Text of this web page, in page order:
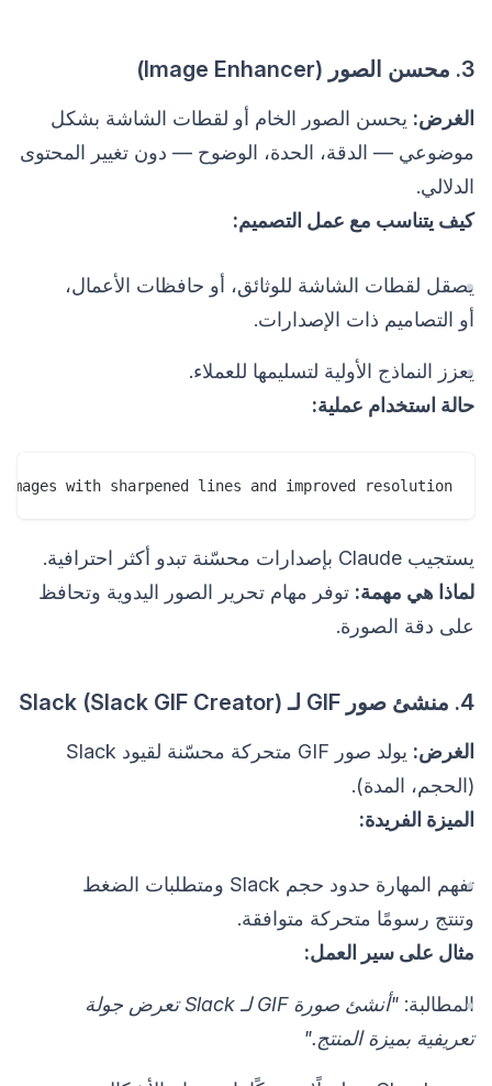
3. محسن الصور (Image Enhancer)
الغرض: يحسن الصور الخام أو لقطات الشاشة بشكل
موضوعي — الدقة، الحدة، الوضوح — دون تغيير المحتوى
الدلالي.
كيف يتناسب مع عمل التصميم:
يصقل لقطات الشاشة للوثائق، أو حافظات الأعمال،
أو التصاميم ذات الإصدارات.
يعزز النماذج الأولية لتسليمها للعملاء.
حالة استخدام عملية:
with sharpened lines and improved resolution."
يستجيب Claude بإصدارات محسّنة تبدو أكثر احترافية.
لماذا هي مهمة: توفر مهام تحرير الصور اليدوية وتحافظ
على دقة الصورة.
4. منشئ صور GIF لـ Slack (Slack GIF Creator)
الغرض:
يولد صور GIF متحركة محسّنة لقيود Slack
(الحجم، المدة).
الميزة الفريدة:
تفهم المهارة حدود حجم Slack ومتطلبات الضغط
وتنتج رسومًا متحركة متوافقة.
مثال على سير العمل:
المطالبة:
"أنشئ صورة GIF لـ Slack تعرض جولة
تعريفية بميزة المنتج."